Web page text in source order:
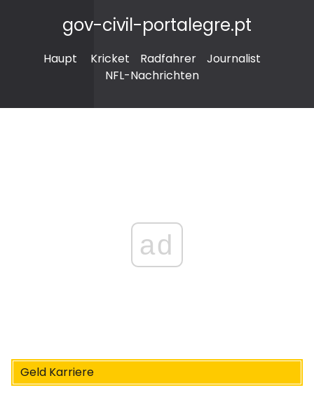
gov-civil-portalegre.pt
Haupt Kricket Radfahrer
Journalist
NFL-Nachrichten
ad
Geld Karriere